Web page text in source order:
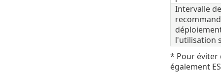
Intervalle
l'utilisation
* Pour éviter
également